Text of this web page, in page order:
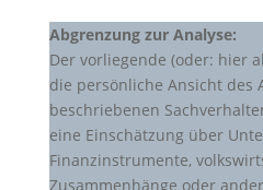
Abgrenzung zur Analyse:
Der vorliegende (oder: hier
die persönliche Ansicht des
beschriebenen
eine Einschätzung über
Finanzinstrumente,
Zusammenhänge oder